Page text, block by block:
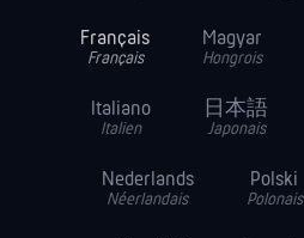
Français
Français
Magyar
Hongrois
Italiano
Italien
日本語
Japonais
Nederlands
Néerlandais
Polski
Polonais